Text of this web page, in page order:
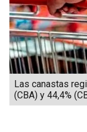
Las canastas
(CBA) y 44,4%